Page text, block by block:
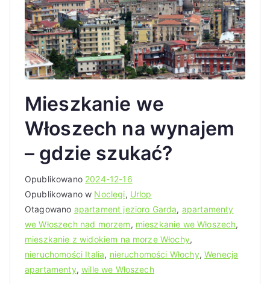
Mieszkanie we
Włoszech na wynajem
– gdzie szukać?
Opublikowano 2024-12-16
Opublikowano w Noclegi, Urlop
Otagowano apartament jezioro Garda, apartamenty
we Włoszech nad morzem, mieszkanie we Włoszech,
mieszkanie z widokiem na morze Włochy,
nieruchomości Italia, nieruchomości Włochy,Wenecja
apartamenty,wille we Włoszech